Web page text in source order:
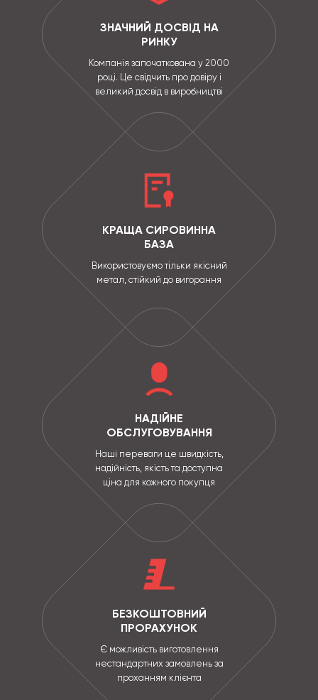
ЗНАЧНИЙ ДОСВІД НА
РИНКУ
Компанія започаткована у 2000
році. Це свідчить про довіру і
великий досвід в виробництві
КРАЩА СИРОВИННА
БАЗА
Використовуємо тільки якісний
метал, стійкий до вигорання
НАДІЙНЕ
ОБСЛУГОВУВАННЯ
Наші переваги це швидкість,
надійність, якість та доступна
ціна для кожного покупця
БЕЗКОШТОВНИЙ
ПРОРАХУНОК
Є можливість виготовлення
нестандартних замовлень за
проханням клієнта